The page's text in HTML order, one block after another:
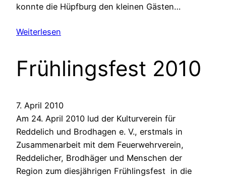
konnte die Hüpfburg den kleinen Gästen…
Weiterlesen
Frühlingsfest 2010
7. April 2010
Am 24. April 2010 lud der Kulturverein für
Reddelich und Brodhagen e. V., erstmals in
Zusammenarbeit mit dem Feuerwehrverein,
Reddelicher, Brodhäger und Menschen der
Region zum diesjährigen Frühlingsfest in die